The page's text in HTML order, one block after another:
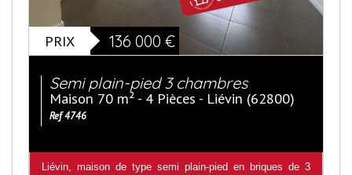
PRIX 136 000 €
Semi plain-pied 3 chambres
Maison 70 m² - 4 Pièces - Liévin (62800)
Ref 4746
Liévin, maison de type semi plain-pied en briques de 3